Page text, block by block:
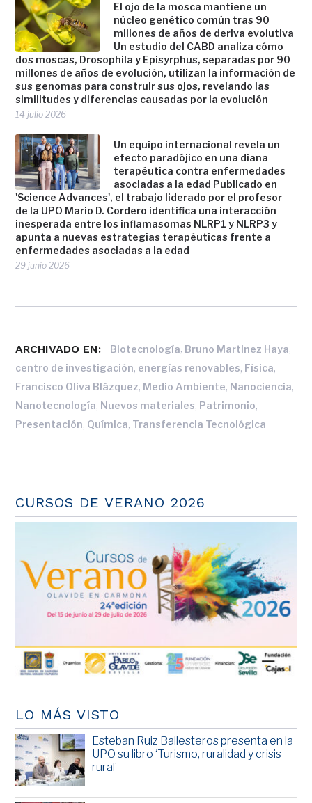
El ojo de la mosca mantiene un
núcleo genético común tras 90
millones de años de deriva evolutiva
Un estudio del CABD analiza cómo
dos moscas, Drosophila y Episyrphus, separadas por 90
millones de años de evolución, utilizan la información de
sus genomas para construir sus ojos, revelando las
similitudes y diferencias causadas por la evolución
14 julio 2026
Un equipo internacional revela un
efecto paradójico en una diana
terapéutica contra enfermedades
asociadas a la edad Publicado en
'Science Advances', el trabajo liderado por el profesor
de la UPO Mario D. Cordero identifica una interacción
inesperada entre los inflamasomas NLRP1 y NLRP3 y
apunta a nuevas estrategias terapéuticas frente a
enfermedades asociadas a la edad
29 junio 2026
ARCHIVADO EN: Biotecnología, Bruno Martinez Haya,
centro de investigación, energías renovables, Física,
Francisco Oliva Blázquez, Medio Ambiente, Nanociencia,
Nanotecnología, Nuevos materiales, Patrimonio,
Presentación, Química, Transferencia Tecnológica
CURSOS DE VERANO 2026
LO MÁS VISTO
Esteban Ruiz Ballesteros presenta en la
UPO su libro ‘Turismo, ruralidad y crisis
rural’